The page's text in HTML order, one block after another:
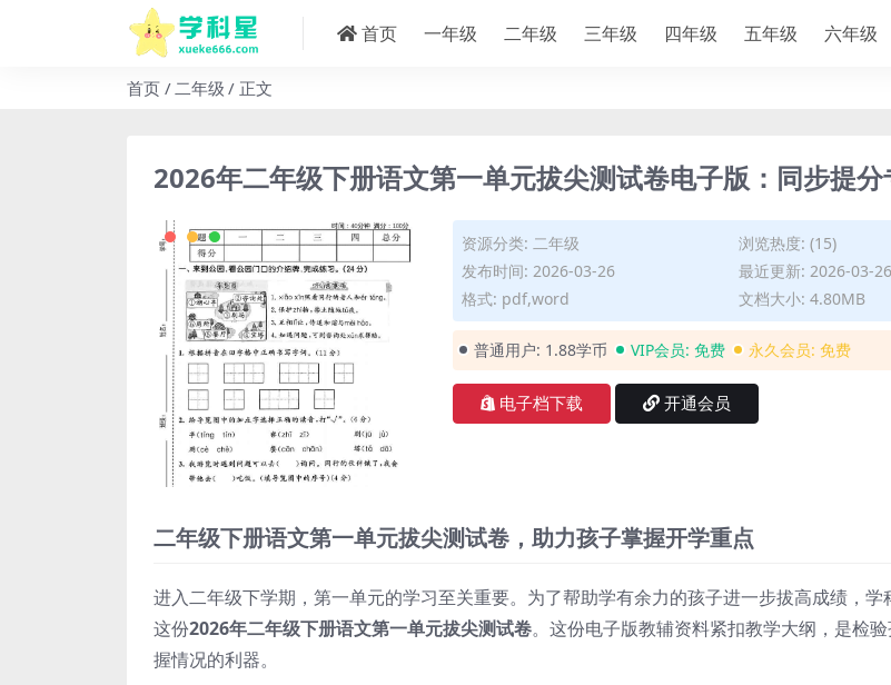
首页 一年级 二年级 三年级 四年级 五年级 六年级
首页 二年级 正文
2026年二年级下册语文第一单元拔尖测试卷电子版：同步提分
资源分类: 二年级
浏览热度: (15)
发布时间: 2026-03-26
最近更新: 2026-03-26
格式: pdf,word
文档大小: 4.80MB
普通用户: 1.88学币 VIP会员: 免费 永久会员: 免费
电子档下载 开通会员
二年级下册语文第一单元拔尖测试卷，助力孩子掌握开学重点
进入二年级下学期，第一单元的学习至关重要。为了帮助学有余力的孩子进一步拔高成绩，学
这份2026年二年级下册语文第一单元拔尖测试卷。这份电子版教辅资料紧扣教学大纲，是检
握情况的利器。